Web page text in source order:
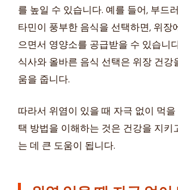
를 높일 수 있습니다. 예를 들어, 부드
타민이 풍부한 음식을 선택하면, 위장
으면서 영양소를 공급받을 수 있습니
식사와 올바른 음식 선택은 위장 건강
움을 줍니다.
따라서 위염이 있을 때 자극 없이 먹
택 방법을 이해하는 것은 건강을 지키
는 데 큰 도움이 됩니다.